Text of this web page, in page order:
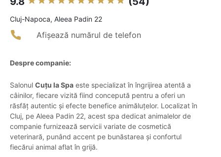
Cluj-Napoca, Aleea Padin 22
Afișează numărul de telefon
Despre companie:
Salonul Cuțu la Spa este specializat în îngrijirea atentă a
câinilor, fiecare vizită fiind concepută pentru a oferi un
răsfăț autentic și efecte benefice animăluțelor. Localizat în
Cluj, pe Aleea Padin 22, acest spa dedicat animalelor de
companie furnizează servicii variate de cosmetică
veterinară, punând accent pe bunăstarea și confortul
fiecărui animal aflat în grijă.